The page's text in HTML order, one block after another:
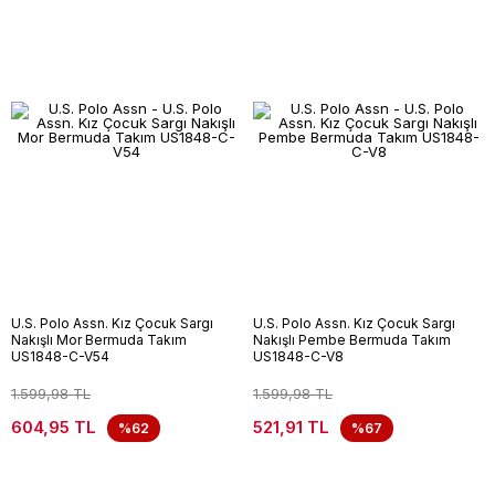
U.S. Polo Assn. Kız Çocuk Sargı
Nakışlı Mor Bermuda Takım
US1848-C-V54
1.599,98 TL
604,95 TL %62
U.S. Polo Assn. Kız Çocuk Sargı
Nakışlı Pembe Bermuda Takım
US1848-C-V8
1.599,98 TL
521,91 TL %67